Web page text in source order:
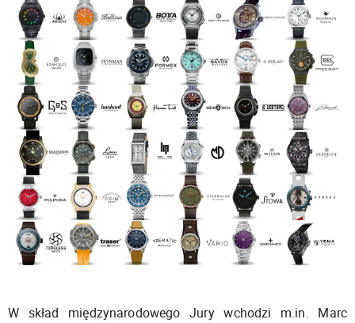
W skład międzynarodowego Jury wchodzi m.in. Marc